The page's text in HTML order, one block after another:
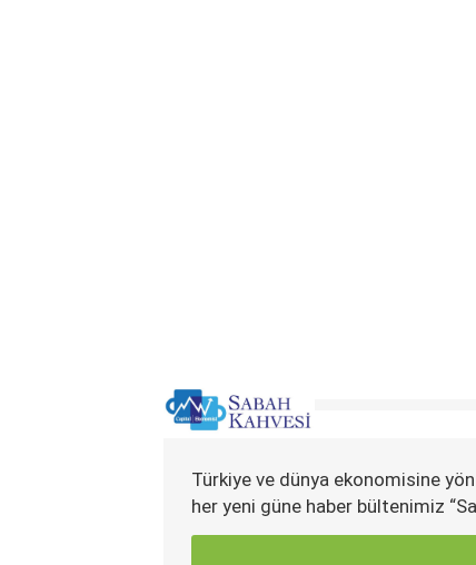
Türkiye ve dünya ekonomisine
her yeni güne haber bültenimiz